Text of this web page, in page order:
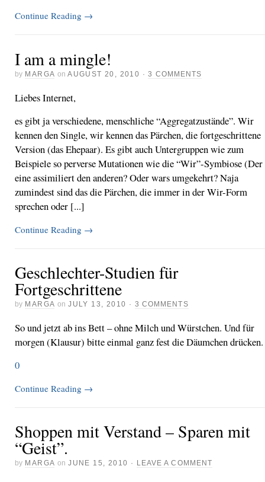
Continue Reading →
I am a mingle!
by MARGA on AUGUST 20, 2010 ·3 COMMENTS
Liebes Internet,
es gibt ja verschiedene, menschliche “Aggregatzustände”. Wir
kennen den Single, wir kennen das Pärchen, die fortgeschrittene
Version (das Ehepaar). Es gibt auch Untergruppen wie zum
Beispiele so perverse Mutationen wie die “Wir”-Symbiose (Der
eine assimiliert den anderen? Oder wars umgekehrt? Naja
zumindest sind das die Pärchen, die immer in der Wir-Form
sprechen oder [...]
Continue Reading →
Geschlechter-Studien für
Fortgeschrittene
by MARGA on JULY 13, 2010 · 3 COMMENTS
So und jetzt ab ins Bett – ohne Milch und Würstchen. Und für
morgen (Klausur) bitte einmal ganz fest die Däumchen drücken.
0
Continue Reading →
Shoppen mit Verstand – Sparen mit
“Geist”.
by MARGA on JUNE 15, 2010 · LEAVE A COMMENT